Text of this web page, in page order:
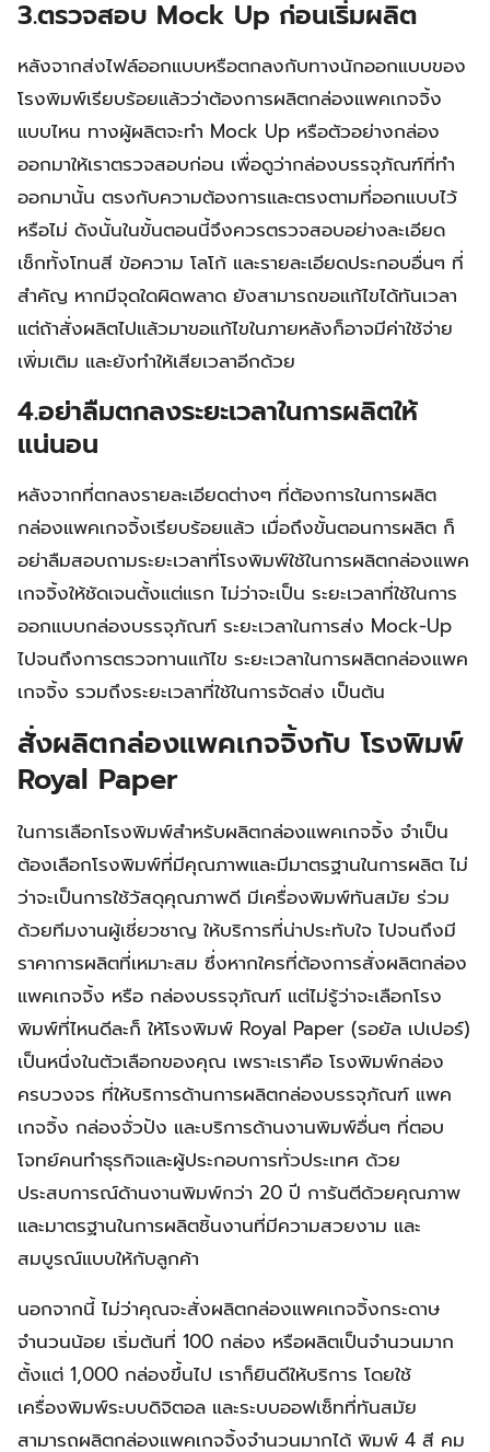
3.ตรวจสอบ Mock Up ก่อนเริ่มผลิต
หลังจากส่งไฟล์ออกแบบหรือตกลงกับทางนักออกแบบของ
โรงพิมพ์เรียบร้อยแล้วว่าต้องการผลิตกล่องแพคเกจจิ้ง
แบบไหน ทางผู้ผลิตจะทำ Mock Up หรือตัวอย่างกล่อง
ออกมาให้เราตรวจสอบก่อน เพื่อดูว่ากล่องบรรจุภัณฑ์ที่ทำ
ออกมานั้น ตรงกับความต้องการและตรงตามที่ออกแบบไว้
หรือไม่ ดังนั้นในขั้นตอนนี้จึงควรตรวจสอบอย่างละเอียด
เช็กทั้งโทนสี ข้อความ โลโก้ และรายละเอียดประกอบอื่นๆ ที่
สำคัญ หากมีจุดใดผิดพลาด ยังสามารถขอแก้ไขได้ทันเวลา
แต่ถ้าสั่งผลิตไปแล้วมาขอแก้ไขในภายหลังก็อาจมีค่าใช้จ่าย
เพิ่มเติม และยังทำให้เสียเวลาอีกด้วย
4.อย่าลืมตกลงระยะเวลาในการผลิตให้
แน่นอน
หลังจากที่ตกลงรายละเอียดต่างๆ ที่ต้องการในการผลิต
กล่องแพคเกจจิ้งเรียบร้อยแล้ว เมื่อถึงขั้นตอนการผลิต ก็
อย่าลืมสอบถามระยะเวลาที่โรงพิมพ์ใช้ในการผลิตกล่องแพค
เกจจิ้งให้ชัดเจนตั้งแต่แรก ไม่ว่าจะเป็น ระยะเวลาที่ใช้ในการ
ออกแบบกล่องบรรจุภัณฑ์ ระยะเวลาในการส่ง Mock-Up
ไปจนถึงการตรวจทานแก้ไข ระยะเวลาในการผลิตกล่องแพค
เกจจิ้ง รวมถึงระยะเวลาที่ใช้ในการจัดส่ง เป็นต้น
สั่งผลิตกล่องแพคเกจจิ้งกับ โรงพิมพ์
Royal Paper
ในการเลือกโรงพิมพ์สำหรับผลิตกล่องแพคเกจจิ้ง จำเป็น
ต้องเลือกโรงพิมพ์ที่มีคุณภาพและมีมาตรฐานในการผลิต ไม่
ว่าจะเป็นการใช้วัสดุคุณภาพดี มีเครื่องพิมพ์ทันสมัย ร่วม
ด้วยทีมงานผู้เชี่ยวชาญ ให้บริการที่น่าประทับใจ ไปจนถึงมี
ราคาการผลิตที่เหมาะสม ซึ่งหากใครที่ต้องการสั่งผลิตกล่อง
แพคเกจจิ้ง หรือ กล่องบรรจุภัณฑ์ แต่ไม่รู้ว่าจะเลือกโรง
พิมพ์ที่ไหนดีละก็ ให้โรงพิมพ์ Royal Paper (รอยัล เปเปอร์)
เป็นหนึ่งในตัวเลือกของคุณ เพราะเราคือ โรงพิมพ์กล่อง
ครบวงจร ที่ให้บริการด้านการผลิตกล่องบรรจุภัณฑ์ แพค
เกจจิ้ง กล่องจั่วปัง และบริการด้านงานพิมพ์อื่นๆ ที่ตอบ
โจทย์คนทำธุรกิจและผู้ประกอบการทั่วประเทศ ด้วย
ประสบการณ์ด้านงานพิมพ์กว่า 20 ปี การันตีด้วยคุณภาพ
และมาตรฐานในการผลิตชิ้นงานที่มีความสวยงาม และ
สมบูรณ์แบบให้กับลูกค้า
นอกจากนี้ ไม่ว่าคุณจะสั่งผลิตกล่องแพคเกจจิ้งกระดาษ
จำนวนน้อย เริ่มต้นที่ 100 กล่อง หรือผลิตเป็นจำนวนมาก
ตั้งแต่ 1,000 กล่องขึ้นไป เราก็ยินดีให้บริการ โดยใช้
เครื่องพิมพ์ระบบดิจิตอล และระบบออฟเซ็ทที่ทันสมัย
สามารถผลิตกล่องแพคเกจจิ้งจำนวนมากได้ พิมพ์ 4 สี คม